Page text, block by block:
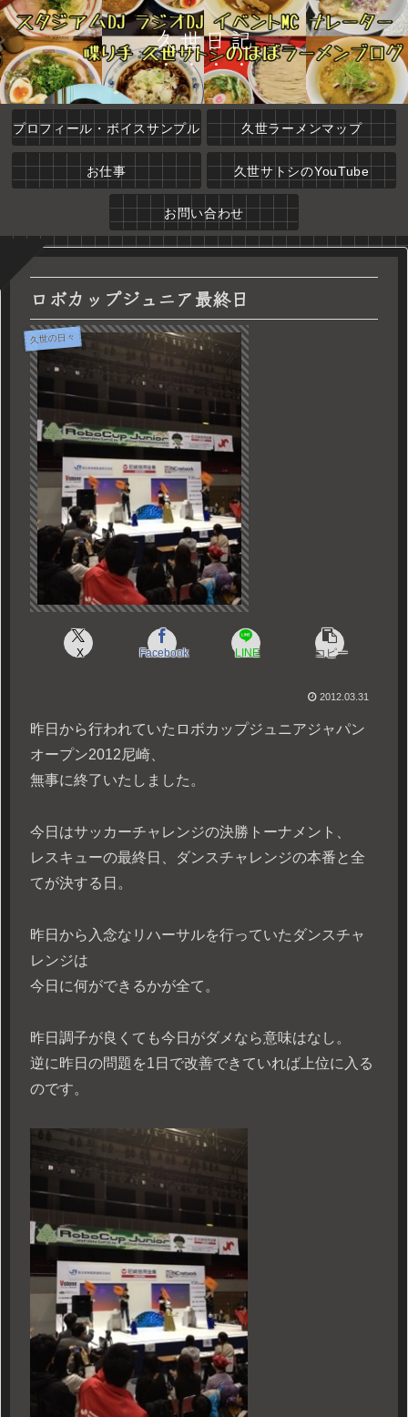
久世日記
プロフィール・ボイスサンプル 久世ラーメンマップ
お仕事 久世サトシのYouTube
お問い合わせ
ロボカップジュニア最終日
久世の日々
X Facebook LINE コピー
2012.03.31
昨日から行われていたロボカップジュニアジャパン
オープン2012尼崎、
無事に終了いたしました。
今日はサッカーチャレンジの決勝トーナメント、
レスキューの最終日、ダンスチャレンジの本番と全
てが決する日。
昨日から入念なリハーサルを行っていたダンスチャ
レンジは
今日に何ができるかが全て。
昨日調子が良くても今日がダメなら意味はなし。
逆に昨日の問題を1日で改善できていれば上位に入る
のです。